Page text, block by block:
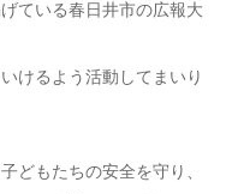
ている春日井市の広報大
けるよう活動してまいり
どもたちの安全を守り、